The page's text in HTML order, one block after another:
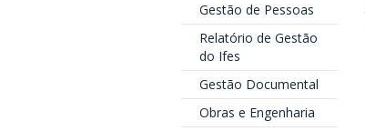
Gestão de Pessoas
Relatório de Gestão
do Ifes
Gestão Documental
Obras e Engenharia